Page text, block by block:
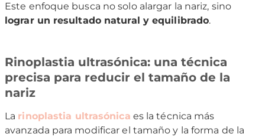
Este enfoque busca no solo alargar la nariz, sino
lograr un resultado natural y equilibrado.
Rinoplastia ultrasónica: una técnica
precisa para reducir el tamaño de la
nariz
La rinoplastia ultrasónica es la técnica más
avanzada para modificar el tamaño y la forma de la